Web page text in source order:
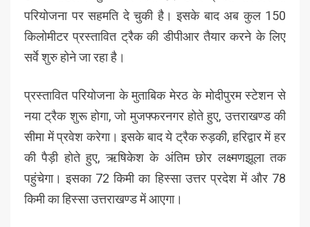
परियोजना पर सहमति दे चुकी है। इसके बाद अब कुल 150
किलोमीटर प्रस्तावित ट्रैक की डीपीआर तैयार करने के लिए
सर्वे शुरु होने जा रहा है।
प्रस्तावित परियोजना के मुताबिक मेरठ के मोदीपुरम स्टेशन से
नया ट्रैक शुरू होगा, जो मुजफ्फरनगर होते हुए, उत्तराखण्ड की
सीमा में प्रवेश करेगा। इसके बाद ये ट्रैक रुड़की, हरिद्वार में हर
की पैड़ी होते हुए, ऋषिकेश के अंतिम छोर लक्ष्मणझूला तक
पहुंचेगा। इसका 72 किमी का हिस्सा उत्तर प्रदेश में और 78
किमी का हिस्सा उत्तराखण्ड में आएगा।